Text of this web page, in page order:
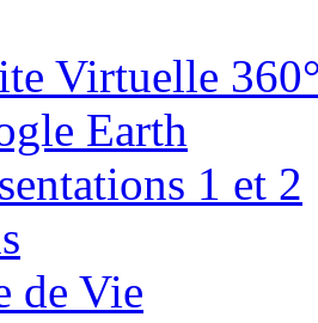
Virtuelle
Earth
1 et 2
de Vie